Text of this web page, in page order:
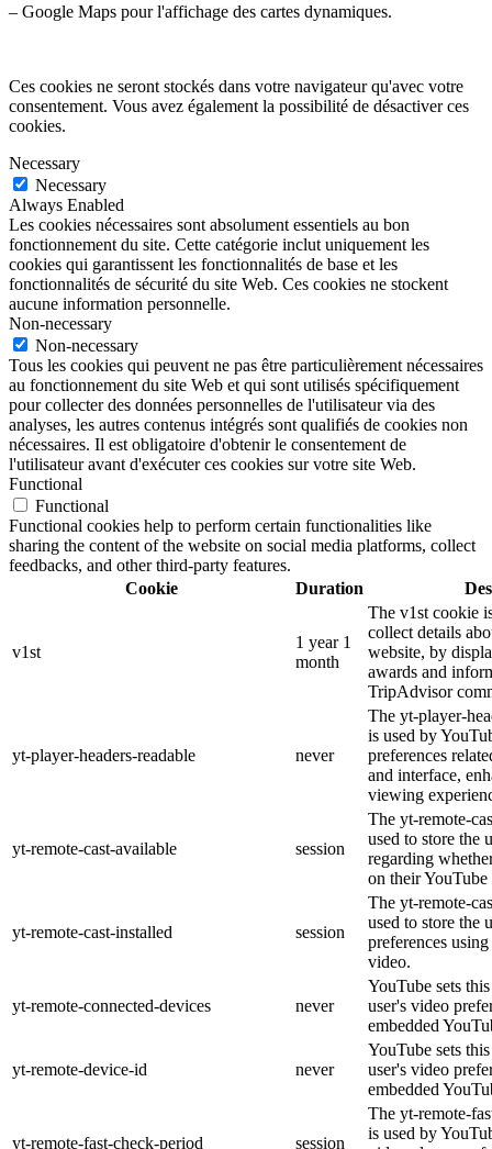
– Google Maps pour l'affichage des cartes dynamiques.
Ces cookies ne seront stockés dans votre navigateur qu'avec votre
consentement. Vous avez également la possibilité de désactiver ces
cookies.
Necessary
Necessary
Always Enabled
Les cookies nécessaires sont absolument essentiels au bon
fonctionnement du site. Cette catégorie inclut uniquement les
cookies qui garantissent les fonctionnalités de base et les
fonctionnalités de sécurité du site Web. Ces cookies ne stockent
aucune information personnelle.
Non-necessary
Non-necessary
Tous les cookies qui peuvent ne pas être particulièrement nécessaires
au fonctionnement du site Web et qui sont utilisés spécifiquement
pour collecter des données personnelles de l'utilisateur via des
analyses, les autres contenus intégrés sont qualifiés de cookies non
nécessaires. Il est obligatoire d'obtenir le consentement de
l'utilisateur avant d'exécuter ces cookies sur votre site Web.
Functional
Functional
Functional cookies help to perform certain functionalities like
sharing the content of the website on social media platforms, collect
feedbacks, and other third-party features.
Cookie
Duration
v1st
1 year 1
month
The v1st cookie
collect details
website, by
awards and
TripAdvisor
yt-player-headers-readable never
The yt-player-
is used by
preferences
and interface,
viewing
yt-remote-cast-available session
The yt-remote-
used to store the
regarding
on their
yt-remote-cast-installed session
The yt-remote-
used to store the
preferences
video.
yt-remote-connected-devices never
YouTube sets
user's video
embedded
yt-remote-device-id never
YouTube sets
user's video
embedded
yt-remote-fast-check-period session
The yt-remote-
is used by